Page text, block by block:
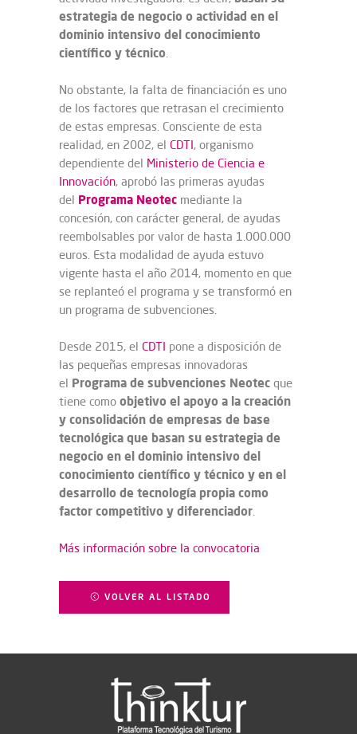
estrategia de negocio o actividad en el
dominio intensivo del conocimiento
científico y técnico.
No obstante, la falta de financiación es uno
de los factores que retrasan el crecimiento
de estas empresas. Consciente de esta
realidad, en 2002, el CDTI, organismo
dependiente del Ministerio de Ciencia e
Innovación, aprobó las primeras ayudas
del Programa Neotec mediante la
concesión, con carácter general, de ayudas
reembolsables por valor de hasta 1.000.000
euros. Esta modalidad de ayuda estuvo
vigente hasta el año 2014, momento en que
se replanteó el programa y se transformó en
un programa de subvenciones.
Desde 2015, el CDTI pone a disposición de
las pequeñas empresas innovadoras
el Programa de subvenciones Neotec que
tiene como objetivo el apoyo a la creación
y consolidación de empresas de base
tecnológica que basan su estrategia de
negocio en el dominio intensivo del
conocimiento científico y técnico y en el
desarrollo de tecnología propia como
factor competitivo y diferenciador.
Más información sobre la convocatoria
VOLVER AL LISTADO